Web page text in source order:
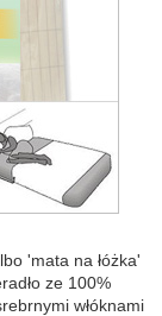
'mata na łóżka'
ze 100%
włóknami